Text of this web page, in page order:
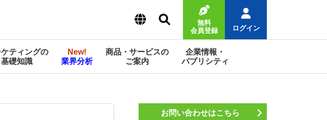
無料
会員登録
ログイン
ティングの
基礎知識
New!
業界分析
商品・サービスの
ご案内
企業情報・
パブリシティ
お問い合わせはこちら